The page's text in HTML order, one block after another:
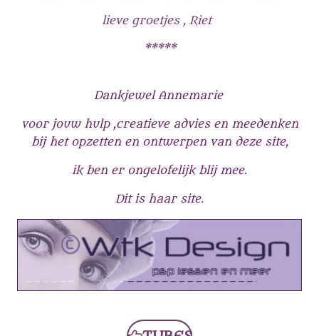
lieve groetjes , Riet
*****
Dankjewel Annemarie
voor jouw hulp ,creatieve advies en meedenken
bij het opzetten en ontwerpen van deze site,
ik ben er ongelofelijk blij mee.
Dit is haar site.